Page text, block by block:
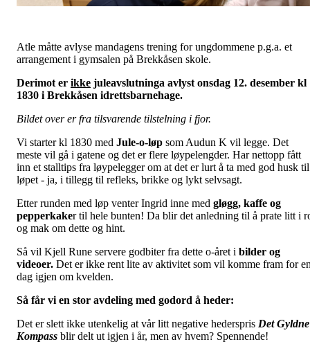
Atle måtte avlyse mandagens trening for ungdommene p.g.a. et
arrangement i gymsalen på Brekkåsen skole.
Derimot er ikke juleavslutninga avlyst onsdag 12. desember kl
1830 i Brekkåsen idrettsbarnehage.
Bildet over er fra tilsvarende tilstelning i fjor.
Vi starter kl 1830 med Jule-o-løp som Audun K vil legge. Det
meste vil gå i gatene og det er flere løypelengder. Har nettopp fått
inn et stalltips fra løypelegger om at det er lurt å ta med god husk til
løpet - ja, i tillegg til refleks, brikke og lykt selvsagt.
Etter runden med løp venter Ingrid inne med gløgg, kaffe og
pepperkaker til hele bunten! Da blir det anledning til å prate litt i
og mak om dette og hint.
Så vil Kjell Rune servere godbiter fra dette o-året i bilder og
videoer. Det er ikke rent lite av aktivitet som vil komme fram for
dag igjen om kvelden.
Så får vi en stor avdeling med godord å heder:
Det er slett ikke utenkelig at vår litt negative hederspris Det Gyldne
Kompass blir delt ut igjen i år, men av hvem? Spennende!